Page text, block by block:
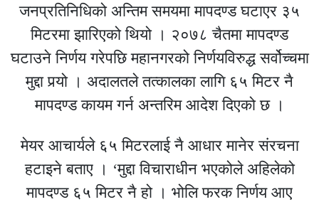
जनप्रतिनिधिको अन्तिम समयमा मापदण्ड घटाएर ३५
मिटरमा झारिएको थियो । २०७८ चैतमा मापदण्ड
घटाउने निर्णय गरेपछि महानगरको निर्णयविरुद्ध सर्वोच्चमा
मुद्दा पर्‍यो । अदालतले तत्कालका लागि ६५ मिटर नै
मापदण्ड कायम गर्न अन्तरिम आदेश दिएको छ ।
मेयर आचार्यले ६५ मिटरलाई नै आधार मानेर संरचना
हटाइने बताए । ‘मुद्दा विचाराधीन भएकोले अहिलेको
मापदण्ड ६५ मिटर नै हो । भोलि फरक निर्णय आए